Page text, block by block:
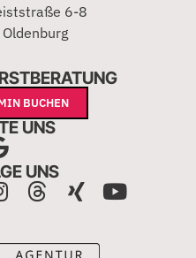
6-8
BUCHEN
UNS
UNS